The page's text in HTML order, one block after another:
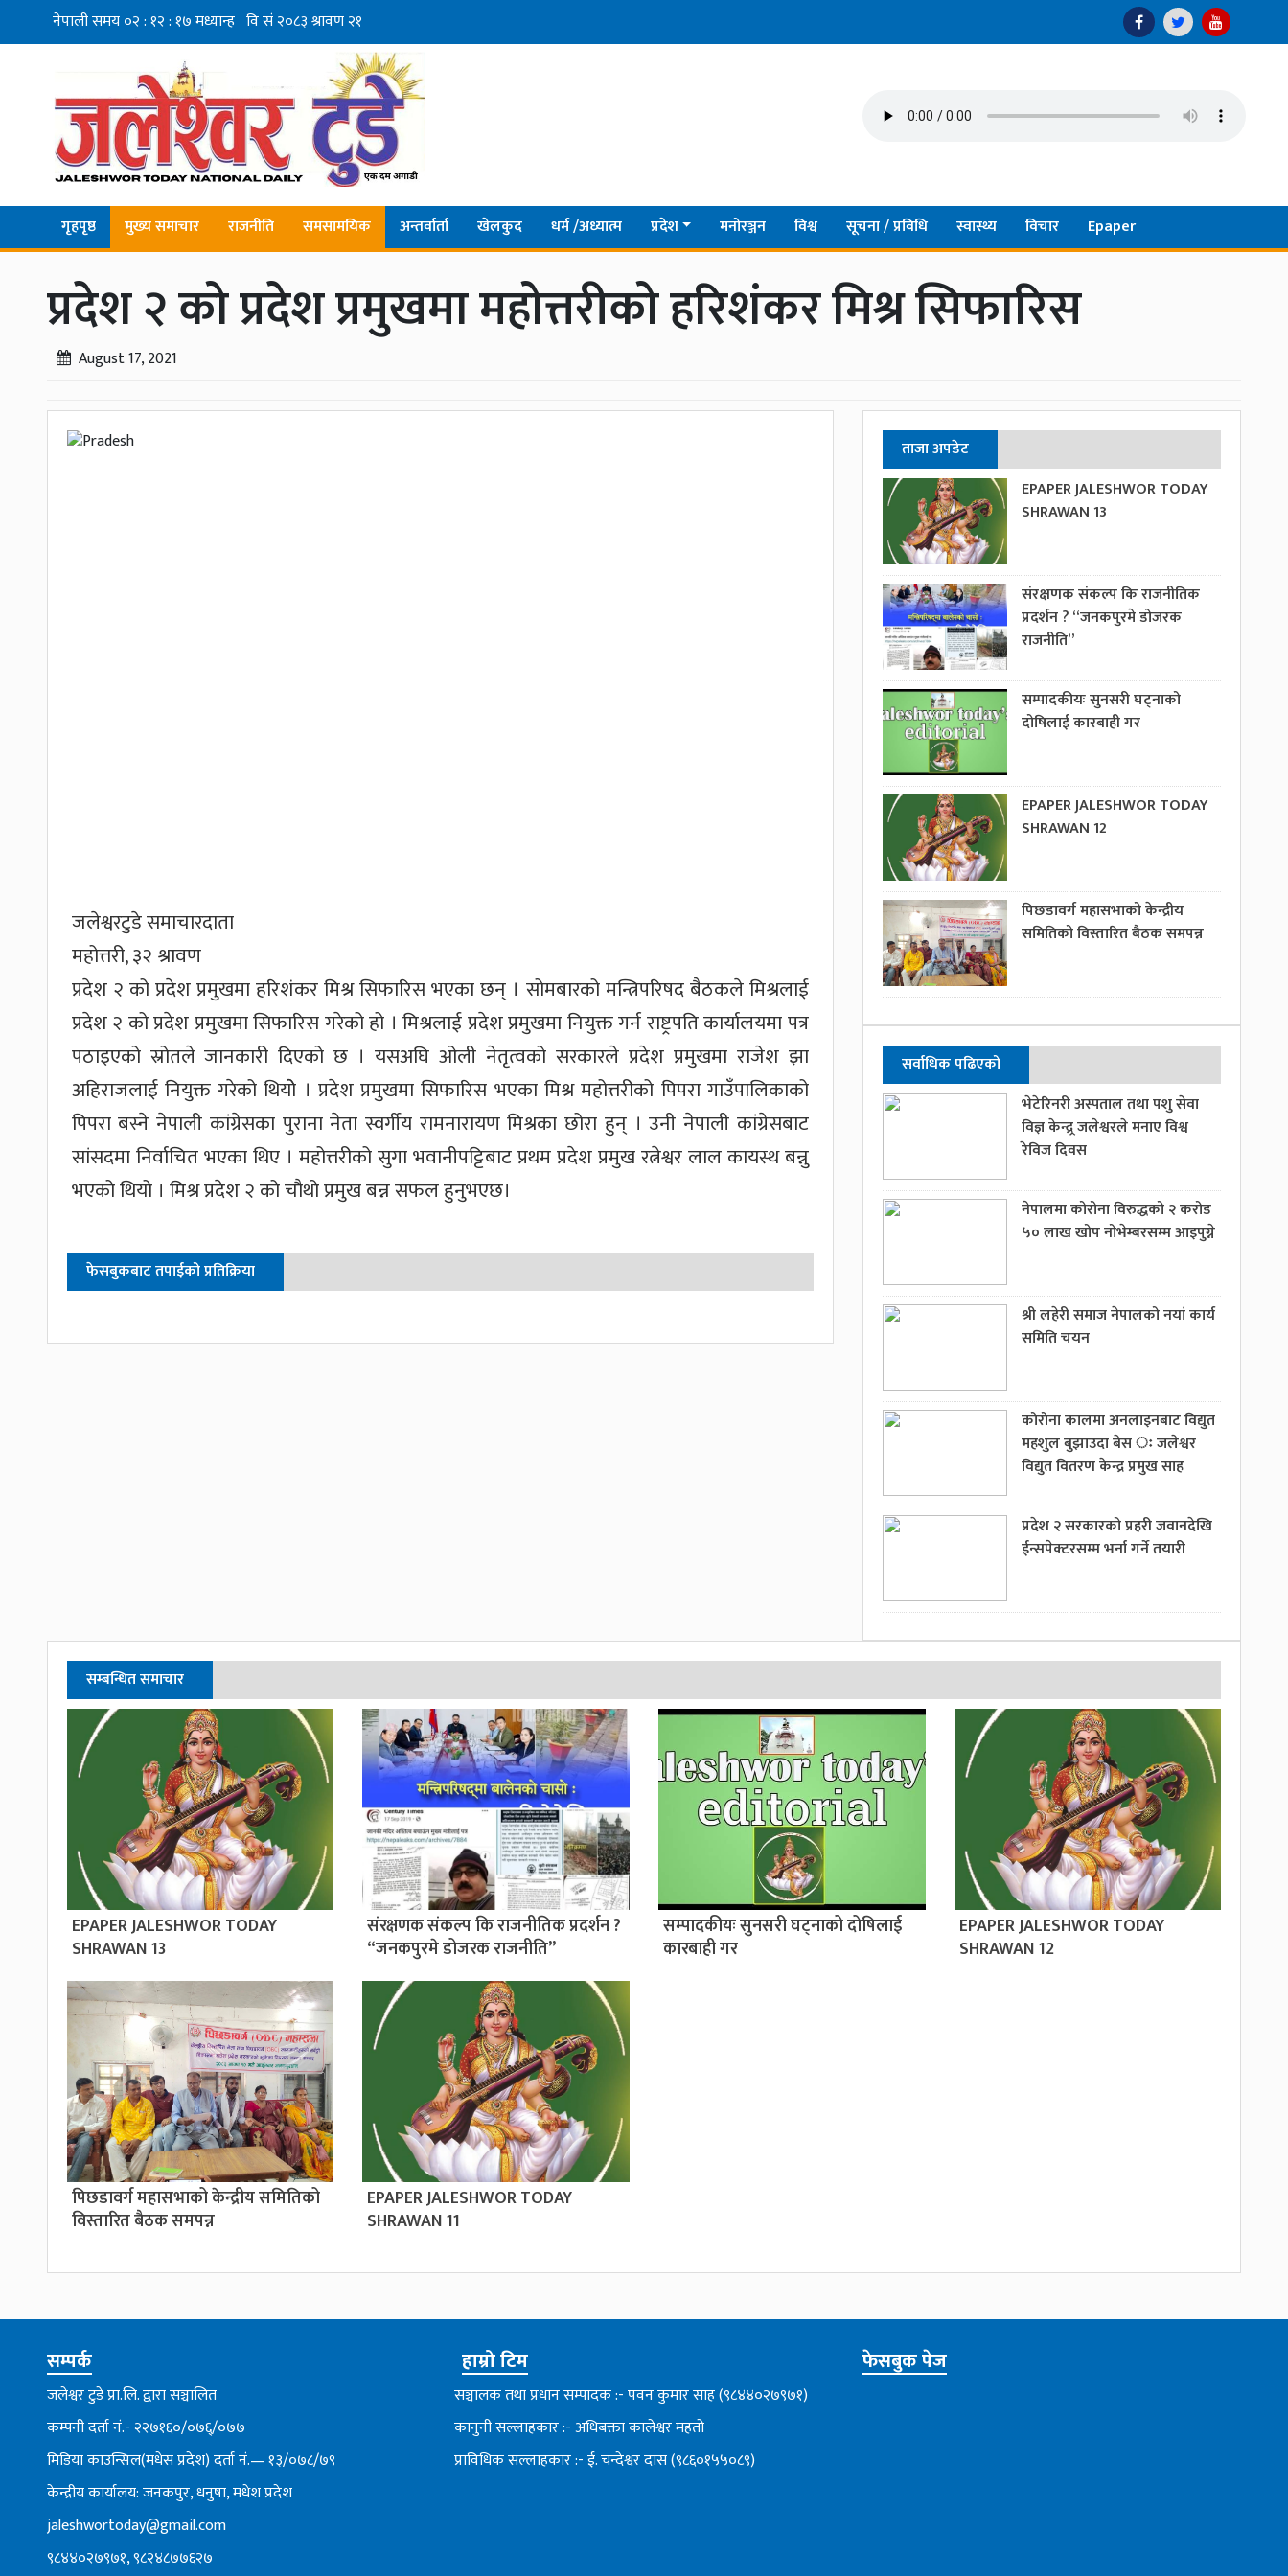
गृहपृष्ठ मुख्य समाचार राजनीति समसामयिक अन्तर्वार्ता खेलकुद धर्म /अध्यात्म प्रदेश मनोरञ्जन विश्व सूचना / प्रविधि स्वास्थ्य विचार Epaper
प्रदेश २ को प्रदेश प्रमुखमा महोत्तरीको हरिशंकर मिश्र सिफारिस
August 17, 2021
जलेश्वरटुडे समाचारदाता
महोत्तरी, ३२ श्रावण
प्रदेश २ को प्रदेश प्रमुखमा हरिशंकर मिश्र सिफारिस भएका छन् । सोमबारको मन्त्रिपरिषद बैठकले मिश्रलाई
प्रदेश २ को प्रदेश प्रमुखमा सिफारिस गरेको हो । मिश्रलाई प्रदेश प्रमुखमा नियुक्त गर्न राष्ट्रपति कार्यालयमा पत्र
पठाइएको स्रोतले जानकारी दिएको छ । यसअघि ओली नेतृत्वको सरकारले प्रदेश प्रमुखमा राजेश झा
अहिराजलाई नियुक्त गरेको थियोे । प्रदेश प्रमुखमा सिफारिस भएका मिश्र महोत्तरीको पिपरा गाउँपालिकाको
पिपरा बस्ने नेपाली कांग्रेसका पुराना नेता स्वर्गीय रामनारायण मिश्रका छोरा हुन् । उनी नेपाली कांग्रेसबाट
सांसदमा निर्वाचित भएका थिए । महोत्तरीको सुगा भवानीपट्टिबाट प्रथम प्रदेश प्रमुख रत्नेश्वर लाल कायस्थ बन्नु
भएको थियो । मिश्र प्रदेश २ को चौथो प्रमुख बन्न सफल हुनुभएछ।
फेसबुकबाट तपाईको प्रतिक्रिया
ताजा अपडेट
EPAPER JALESHWOR TODAY
SHRAWAN 13
संरक्षणक संकल्प कि राजनीतिक
प्रदर्शन ? “जनकपुरमे डोजरक
राजनीति”
सम्पादकीयः सुनसरी घट्नाको
दोषिलाई कारबाही गर
EPAPER JALESHWOR TODAY
SHRAWAN 12
पिछडावर्ग महासभाको केन्द्रीय
समितिको विस्तारित बैठक समपन्न
सर्वाधिक पढिएको
भेटेरिनरी अस्पताल तथा पशु सेवा
विज्ञ केन्द्र्र जलेश्वरले मनाए विश्व
रेविज दिवस
नेपालमा कोरोना विरुद्धको २ करोड
५० लाख खोप नोभेम्बरसम्म आइपुग्ने
श्री लहेरी समाज नेपालको नयां कार्य
समिति चयन
कोरोना कालमा अनलाइनबाट विद्युत
महशुल बुझाउदा बेस ः जलेश्वर
विद्युत वितरण केन्द्र प्रमुख साह
प्रदेश २ सरकारको प्रहरी जवानदेखि
ईन्सपेक्टरसम्म भर्ना गर्ने तयारी
सम्बन्धित समाचार
EPAPER JALESHWOR TODAY
SHRAWAN 13
संरक्षणक संकल्प कि राजनीतिक प्रदर्शन ?
“जनकपुरमे डोजरक राजनीति”
सम्पादकीयः सुनसरी घट्नाको दोषिलाई
कारबाही गर
EPAPER JALESHWOR TODAY
SHRAWAN 12
पिछडावर्ग महासभाको केन्द्रीय समितिको
विस्तारित बैठक समपन्न
EPAPER JALESHWOR TODAY
SHRAWAN 11
सम्पर्क
जलेश्वर टुडे प्रा.लि. द्वारा सञ्चालित
कम्पनी दर्ता नं.- २२७१६०/०७६्/०७७
मिडिया काउन्सिल(मधेस प्रदेश) दर्ता नं.— १३/०७८/७९
केन्द्रीय कार्यालय: जनकपुर, धनुषा, मधेश प्रदेश
jaleshwortoday@gmail.com
९८४४०२७९७१, ९८२४८७७६२७
हाम्रो टिम
सञ्चालक तथा प्रधान सम्पादक :- पवन कुमार साह (९८४४०२७९७१)
कानुनी सल्लाहकार :- अधिबक्ता कालेश्वर महतो
प्राविधिक सल्लाहकार :- ई. चन्देश्वर दास (९८६०१५५०८९)
फेसबुक पेज